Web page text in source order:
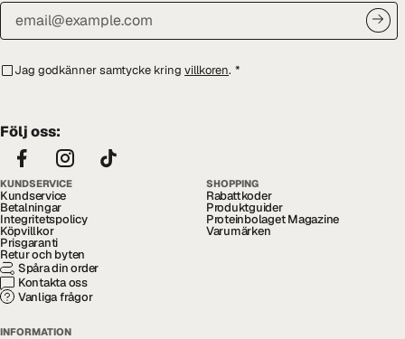
Jag godkänner samtycke kring villkoren. *
Följ oss:
KUNDSERVICE
Kundservice
Betalningar
Integritetspolicy
Köpvillkor
Prisgaranti
Retur och byten
Spåra din order
Kontakta oss
Vanliga frågor
SHOPPING
Rabattkoder
Produktguider
Proteinbolaget Magazine
Varumärken
INFORMATION